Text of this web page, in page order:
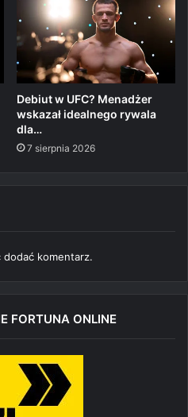
Debiut w UFC? Menadżer
wskazał idealnego rywala
dla…
7 sierpnia 2026
dodać komentarz.
FORTUNA ONLINE